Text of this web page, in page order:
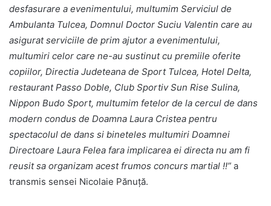
desfasurare a evenimentului, multumim Serviciul de
Ambulanta Tulcea, Domnul Doctor Suciu Valentin care au
asigurat serviciile de prim ajutor a evenimentului,
multumiri celor care ne-au sustinut cu premiile oferite
copiilor, Directia Judeteana de Sport Tulcea, Hotel Delta,
restaurant Passo Doble, Club Sportiv Sun Rise Sulina,
Nippon Budo Sport, multumim fetelor de la cercul de dans
modern condus de Doamna Laura Cristea pentru
spectacolul de dans si bineteles multumiri Doamnei
Directoare Laura Felea fara implicarea ei directa nu am fi
reusit sa organizam acest frumos concurs martial !!” a
transmis sensei Nicolaie Pănuță.